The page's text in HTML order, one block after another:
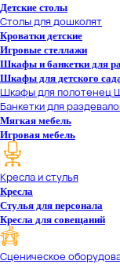
Детские столы
Столы для дошколят
Кроватки детские
Игровые стеллажи
Шкафы и банкетки для
Шкафы для детского
Шкафы для полотенец
Банкетки для
Мягкая мебель
Игровая мебель
Кресла и стулья
Кресла
Стулья для персонала
Кресла для совещаний
Сценическое